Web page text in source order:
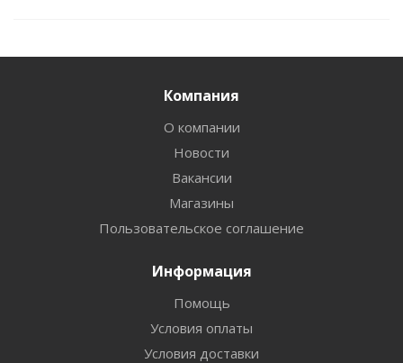
Компания
О компании
Новости
Вакансии
Магазины
Пользовательское соглашение
Информация
Помощь
Условия оплаты
Условия доставки